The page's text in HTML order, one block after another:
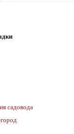
садовода